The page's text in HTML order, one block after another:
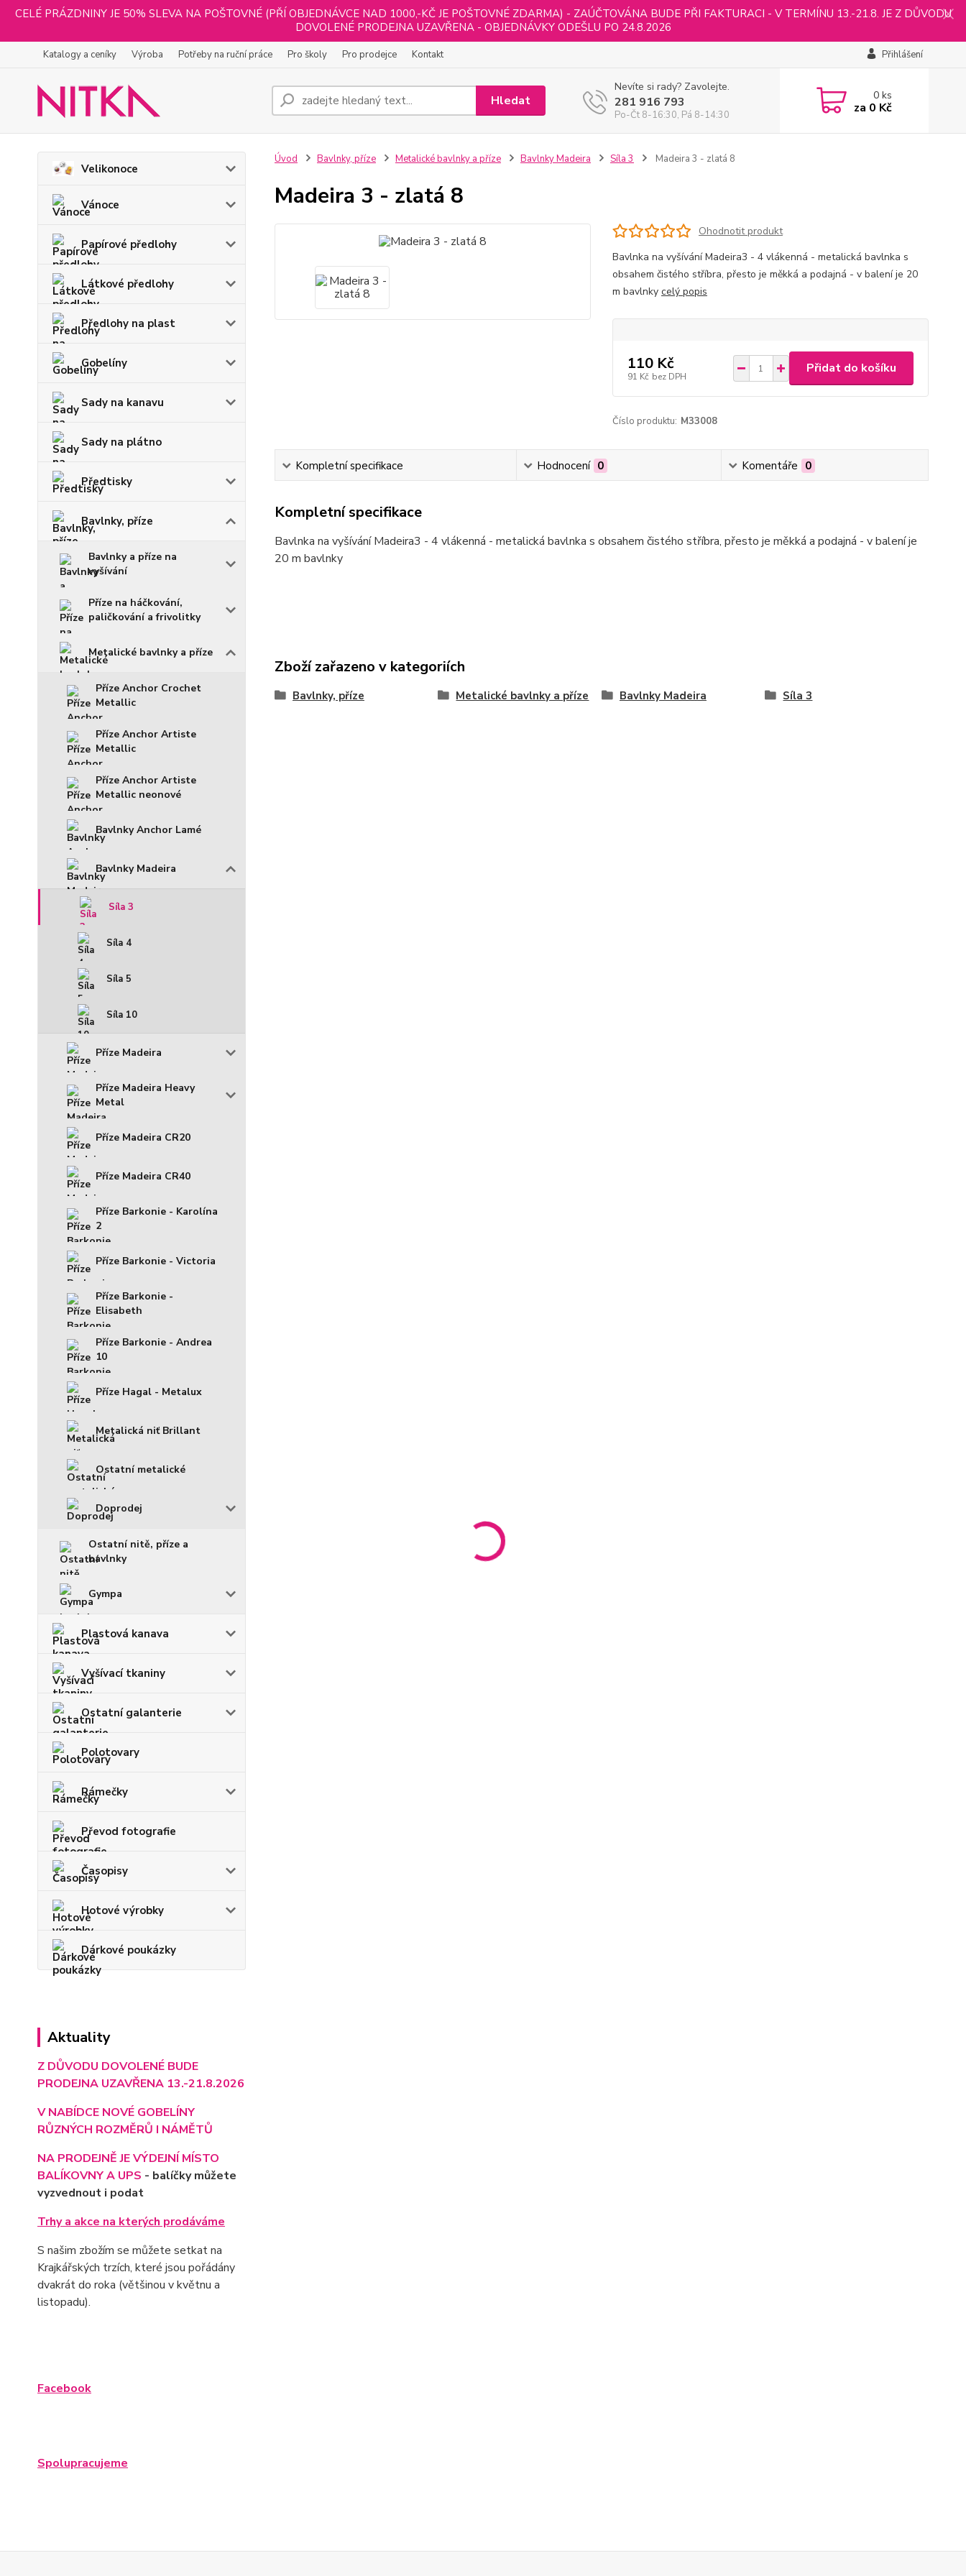
CELÉ PRÁZDNINY JE 50% SLEVA NA POŠTOVNÉ (PŘÍ OBJEDNÁVCE NAD 1000,-KČ JE POŠTOVNÉ ZDARMA) - ZAÚČTOVÁNA BUDE PŘI FAKTURACI - V TERMÍNU 13.-21.8. JE Z DŮVODU
DOVOLENÉ PRODEJNA UZAVŘENA - OBJEDNÁVKY ODEŠLU PO 24.8.2026
Katalogy a ceníky Výroba Potřeby na ruční práce Pro školy Pro prodejce Kontakt Přihlášení
Hledat
Nevíte si rady? Zavolejte.
281 916 793
Po-Čt 8-16:30, Pá 8-14:30
0ks
za 0 Kč
Velikonoce
Vánoce
Papírové předlohy
Látkové předlohy
Předlohy na plast
Gobelíny
Sady na kanavu
Sady na plátno
Předtisky
Bavlnky, příze
Bavlnky a příze na
vyšívání
Příze na háčkování,
paličkování a frivolitky
Metalické bavlnky a příze
Příze Anchor Crochet
Metallic
Příze Anchor Artiste
Metallic
Příze Anchor Artiste
Metallic neonové
Bavlnky Anchor Lamé
Bavlnky Madeira
Síla 3
Síla 4
Síla 5
Síla 10
Příze Madeira
Příze Madeira Heavy
Metal
Příze Madeira CR20
Příze Madeira CR40
Příze Barkonie - Karolína
2
Příze Barkonie - Victoria
Příze Barkonie -
Elisabeth
Příze Barkonie - Andrea
10
Příze Hagal - Metalux
Metalická niť Brillant
Ostatní metalické
Doprodej
Ostatní nitě, příze a
bavlnky
Gympa
Plastová kanava
Vyšívací tkaniny
Ostatní galanterie
Polotovary
Rámečky
Převod fotografie
Časopisy
Hotové výrobky
Dárkové poukázky
Aktuality
Z DŮVODU DOVOLENÉ BUDE
PRODEJNA UZAVŘENA 13.-21.8.2026
V NABÍDCE NOVÉ GOBELÍNY
RŮZNÝCH ROZMĚRŮ I NÁMĚTŮ
NA PRODEJNĚ JE VÝDEJNÍ MÍSTO
BALÍKOVNY A UPS - balíčky můžete
vyzvednout i podat
Trhy a akce na kterých prodáváme
S našim zbožím se můžete setkat na
Krajkářských trzích, které jsou pořádány
dvakrát do roka (většinou v květnu a
listopadu).
Facebook
Spolupracujeme
Úvod Bavlnky, příze Metalické bavlnky a příze Bavlnky Madeira Síla 3 Madeira 3 - zlatá 8
Madeira 3 - zlatá 8
Ohodnotit produkt
Bavlnka na vyšívání Madeira3 - 4 vlákenná - metalická bavlnka s
obsahem čistého stříbra, přesto je měkká a podajná - v balení je 20
m bavlnky celý popis
110 Kč
91 Kč bez DPH
Přidat do košíku
Číslo produktu: M33008
Kompletní specifikace Hodnocení 0 Komentáře 0
Kompletní specifikace
Bavlnka na vyšívání Madeira3 - 4 vlákenná - metalická bavlnka s obsahem čistého stříbra, přesto je měkká a podajná - v balení je
20 m bavlnky
Zboží zařazeno v kategoriích
Bavlnky, příze Metalické bavlnky a příze Bavlnky Madeira Síla 3